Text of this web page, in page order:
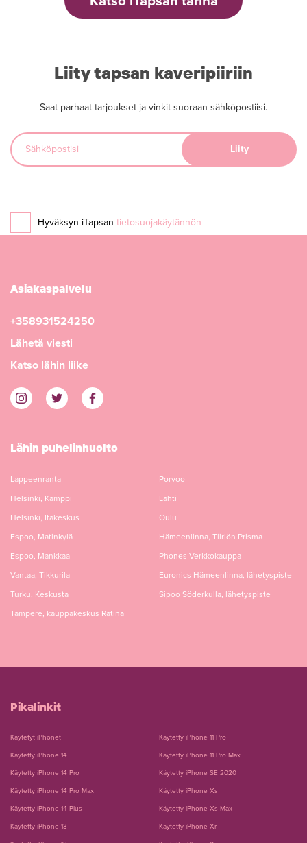
Liity tapsan kaveripiiriin
Saat parhaat tarjoukset ja vinkit suoraan sähköpostiisi.
Hyväksyn iTapsan tietosuojakäytännön
Asiakaspalvelu
+358931524250
Lähetä viesti
Katso lähin liike
Lähin puhelinhuolto
Lappeenranta
Helsinki, Kamppi
Helsinki, Itäkeskus
Espoo, Matinkylä
Espoo, Mankkaa
Vantaa, Tikkurila
Turku, Keskusta
Tampere, kauppakeskus Ratina
Porvoo
Lahti
Oulu
Hämeenlinna, Tiiriön Prisma
Phones Verkkokauppa
Euronics Hämeenlinna, lähetyspiste
Sipoo Söderkulla, lähetyspiste
Pikalinkit
Käytetyt iPhonet
Käytetty iPhone 14
Käytetty iPhone 14 Pro
Käytetty iPhone 14 Pro Max
Käytetty iPhone 14 Plus
Käytetty iPhone 13
Käytetty iPhone 11 Pro
Käytetty iPhone 11 Pro Max
Käytetty iPhone SE 2020
Käytetty iPhone Xs
Käytetty iPhone Xs Max
Käytetty iPhone Xr